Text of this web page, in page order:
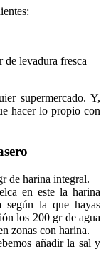
de levadura fresca
supermercado. Y,
hacer lo propio con
de harina integral.
en este la harina
según la que hayas
los 200 gr de agua
zonas con harina.
añadir la sal y